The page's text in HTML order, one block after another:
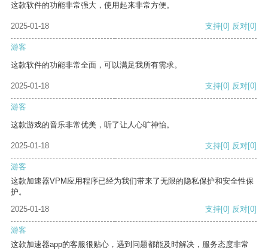
这款软件的功能非常强大，使用起来非常方便。
2025-01-18 支持[0] 反对[0]
游客
这款软件的功能非常全面，可以满足我所有需求。
2025-01-18 支持[0] 反对[0]
游客
这款游戏的音乐非常优美，听了让人心旷神怡。
2025-01-18 支持[0] 反对[0]
游客
这款加速器VPM应用程序已经为我们带来了无限的隐私保护和安全性保
护。
2025-01-18
支持[0] 反对[0]
游客
这款加速器app的客服很贴心，遇到问题都能及时解决，服务态度非常